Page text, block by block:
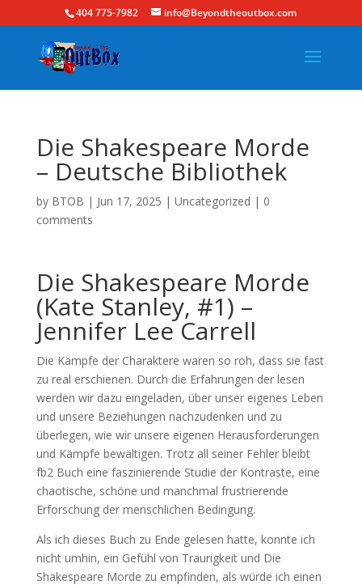
404 775-7982 info@Beyondtheoutbox.com
Die Shakespeare Morde
– Deutsche Bibliothek
by BTOB | Jun 17, 2025 | Uncategorized | 0
comments
Die Shakespeare Morde
(Kate Stanley, #1) –
Jennifer Lee Carrell
Die Kämpfe der Charaktere waren so roh, dass sie fast
zu real erschienen. Durch die Erfahrungen der lesen
werden wir dazu eingeladen, über unser eigenes Leben
und unsere Beziehungen nachzudenken und zu
überlegen, wie wir unsere eigenen Herausforderungen
und Kämpfe bewältigen. Trotz all seiner Fehler bleibt
fb2 Buch eine faszinierende Studie der Kontraste, eine
chaotische, schöne und manchmal frustrierende
Erforschung der menschlichen Bedingung.
Als ich dieses Buch zu Ende gelesen hatte, konnte ich
nicht umhin, ein Gefühl von Traurigkeit und Die
Shakespeare Morde zu empfinden, als würde ich einen